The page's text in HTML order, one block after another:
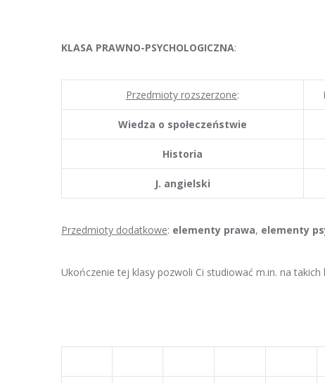
KLASA PRAWNO-PSYCHOLOGICZNA:
Przedmioty rozszerzone:
Wiedza o społeczeństwie
Historia
J. angielski
Przedmioty dodatkowe: elementy prawa, elementy
Ukończenie tej klasy pozwoli Ci studiować m.in. na